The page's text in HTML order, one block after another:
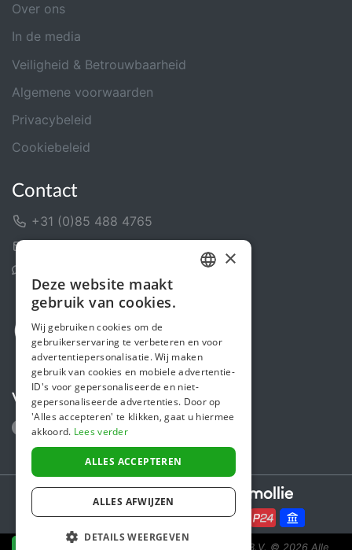
Over ons
In de media
Veiligheid & Betrouwbaarheid
Algemene voorwaarden
Privacybeleid
Cookiebeleid
Contact
+31 (0)85 488 4765
Volg ons
Secure payments powered by
Steunactie is een initiatief van Sponsor Europe B.V. © 2026 Alle
ENGLISH
×
Deze website maakt
gebruik van cookies.
Wij gebruiken cookies om de
gebruikerservaring te verbeteren en voor
advertentiepersonalisatie. Wij maken
gebruik van cookies en mobiele advertentie-
ID's voor gepersonaliseerde en niet-
gepersonaliseerde advertenties. Door op
'Alles accepteren' te klikken, gaat u hiermee
akkoord. Lees verder
ALLES ACCEPTEREN
ALLES AFWIJZEN
DETAILS WEERGEVEN